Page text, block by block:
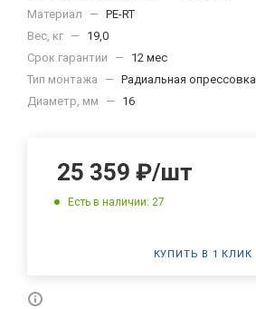
Материал
— PE-RT
Вес, кг — 19,0
Срок гарантии
— 12 мес
Тип монтажа
— Радиальная опрессовка
Диаметр, мм
— 16
25 359 ₽/шт
Есть в наличии: 27
КУПИТЬ В 1 КЛИК